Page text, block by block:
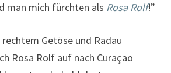
man mich fürchten als Rosa Rolf!”
Getöse und Radau
Rosa Rolf auf nach Curaçao